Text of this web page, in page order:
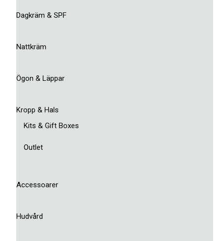
Dagkräm & SPF
Nattkräm
Ögon & Läppar
Kropp & Hals
Kits & Gift Boxes
Outlet
Accessoarer
Hudvård